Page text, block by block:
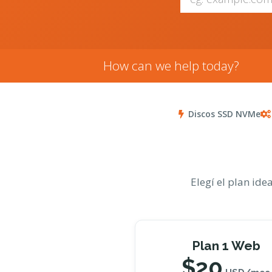
How can we help today?
Discos SSD NVMe
Elegí el plan
Plan 1 Web